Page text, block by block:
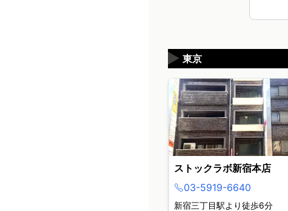
東京
▶
ストックラボ新宿本店
03-5919-6640
新宿三丁目駅より徒歩6分